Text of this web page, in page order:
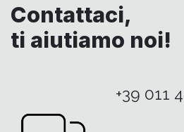
Contattaci,
ti aiutiamo noi!
+39 011